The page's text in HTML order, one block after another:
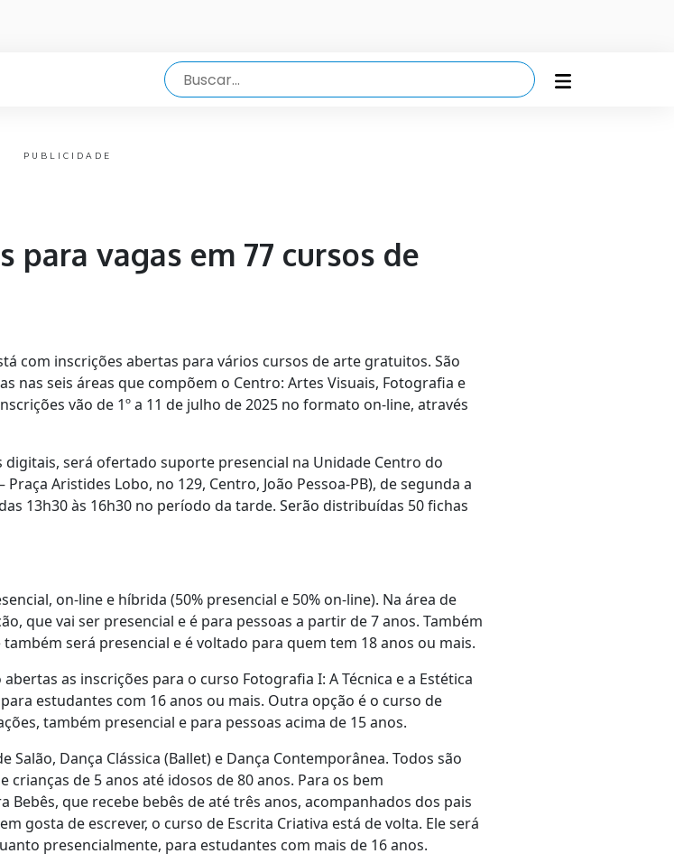
PUBLICIDADE
para vagas em 77 cursos de
com inscrições abertas para vários cursos de arte gratuitos. São
nas seis áreas que compõem o Centro: Artes Visuais, Fotografia e
vão de 1º a 11 de julho de 2025 no formato on-line, através
será ofertado suporte presencial na Unidade Centro do
Aristides Lobo, no 129, Centro, João Pessoa-PB), de segunda a
13h30 às 16h30 no período da tarde. Serão distribuídas 50 fichas
on-line e híbrida (50% presencial e 50% on-line). Na área de
que vai ser presencial e é para pessoas a partir de 7 anos. Também
será presencial e é voltado para quem tem 18 anos ou mais.
as inscrições para o curso Fotografia I: A Técnica e a Estética
estudantes com 16 anos ou mais. Outra opção é o curso de
também presencial e para pessoas acima de 15 anos.
Salão, Dança Clássica (Ballet) e Dança Contemporânea. Todos são
de 5 anos até idosos de 80 anos. Para os bem
que recebe bebês de até três anos, acompanhados dos pais
gosta de escrever, o curso de Escrita Criativa está de volta. Ele será
presencialmente, para estudantes com mais de 16 anos.